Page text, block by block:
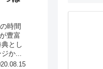
時間
豊富
とし
か...